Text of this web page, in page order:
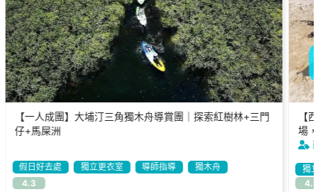
【一人成團】大埔汀三角獨木舟導賞團｜探索紅樹林+三門
仔+馬屎洲
假日好去處 獨立更衣室 導師指導
獨木舟
4.3
【
場
獨
4.3